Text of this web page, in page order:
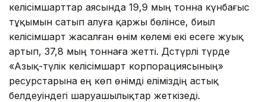
келісімшарттар аясында 19,9 мың тонна күнбағыс
тұқымын сатып алуға қаржы бөлінсе, биыл
келісімшарт жасалған өнім көлемі екі есеге жуық
артып, 37,8 мың тоннаға жетті. Дәстүрлі түрде
«Азық-түлік келісімшарт корпорациясының»
ресурстарына ең көп өнімді еліміздің астық
белдеуіндегі шаруашылықтар жеткізеді.